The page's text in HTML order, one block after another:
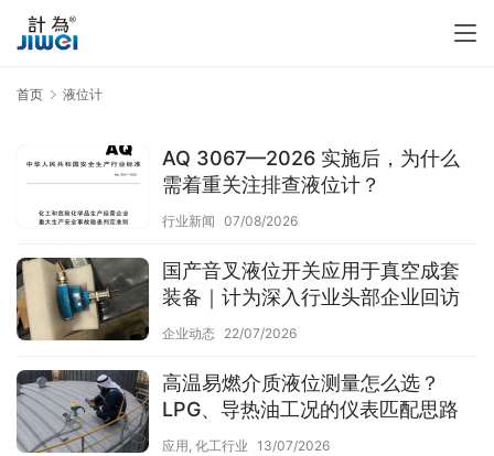
首页 液位计
AQ 3067—2026 实施后，为什么
需着重关注排查液位计？
行业新闻 07/08/2026
国产音叉液位开关应用于真空成套
装备｜计为深入行业头部企业回访
企业动态 22/07/2026
高温易燃介质液位测量怎么选？
LPG、导热油工况的仪表匹配思路
应用, 化工行业 13/07/2026